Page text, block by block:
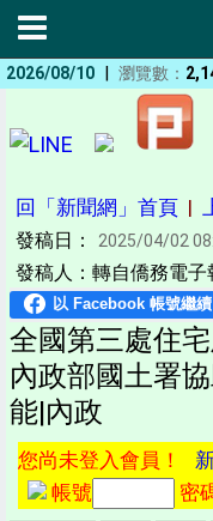
2026/08/10 | 瀏覽數：
回「新聞網」首頁 |
發稿日： 2025/04/02
發稿人：轉自僑務電子
全國第三處住
內政部國土署
能|內政
您尚未登入會員！
帳號
密